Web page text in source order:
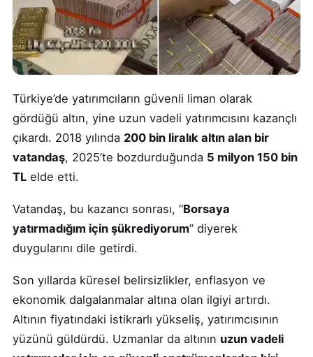
Türkiye’de yatırımcıların güvenli liman olarak
gördüğü altın, yine uzun vadeli yatırımcısını kazançlı
çıkardı. 2018 yılında 200 bin liralık altın alan bir
vatandaş, 2025’te bozdurduğunda 5 milyon 150 bin
TL elde etti.
Vatandaş, bu kazancı sonrası, “Borsaya
yatırmadığım için şükrediyorum” diyerek
duygularını dile getirdi.
Son yıllarda küresel belirsizlikler, enflasyon ve
ekonomik dalgalanmalar altına olan ilgiyi artırdı.
Altının fiyatındaki istikrarlı yükseliş, yatırımcısının
yüzünü güldürdü. Uzmanlar da altının uzun vadeli